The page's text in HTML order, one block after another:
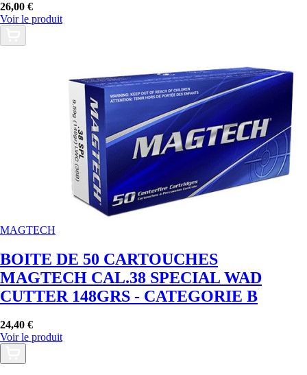
26,00 €
Voir le produit
MAGTECH
BOITE DE 50 CARTOUCHES
MAGTECH CAL.38 SPECIAL WAD
CUTTER 148GRS - CATEGORIE B
24,40 €
Voir le produit